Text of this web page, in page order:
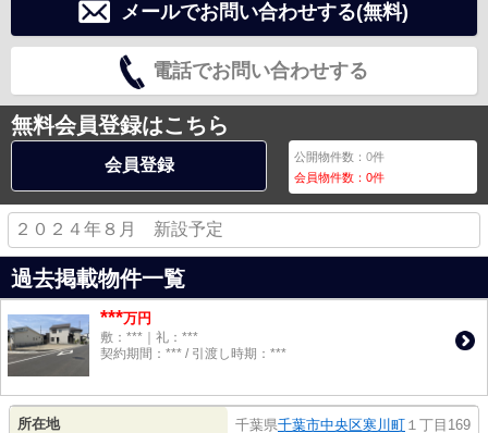
メールでお問い合わせする(無料)
電話でお問い合わせする
無料会員登録はこちら
会員登録 公開物件数：0件
会員物件数：0件
２０２４年８月 新設予定
過去掲載物件一覧
***万円
敷：***｜礼：***
契約期間：*** / 引渡し時期：***
所在地 千葉県千葉市中央区寒川町 １丁目169